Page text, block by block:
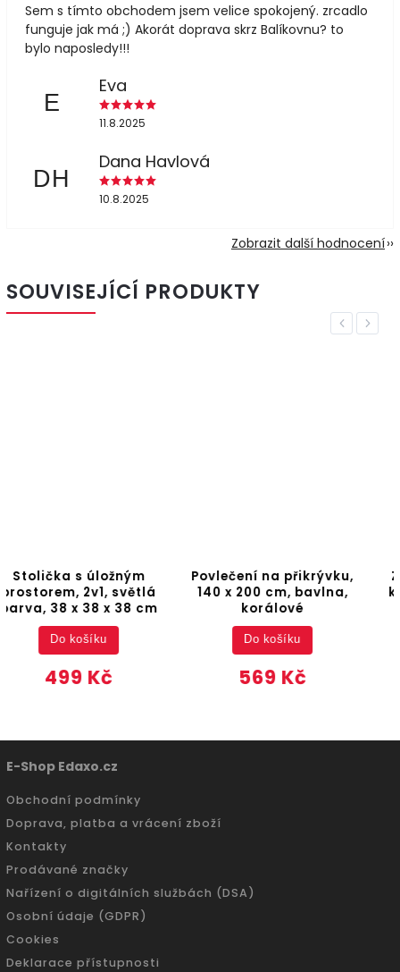
Sem s tímto obchodem jsem velice spokojený. zrcadlo
funguje jak má ;) Akorát doprava skrz Balíkovnu? to
bylo naposledy!!!
E
Eva
11.8.2025
DH
Dana Havlová
10.8.2025
Zobrazit další hodnocení
SOUVISEJÍCÍ PRODUKTY
Previous
Stolička s úložným
prostorem, 2v1, světlá
barva, 38 x 38 x 38 cm
499 Kč
Do košíku
Povlečení na přikrývku,
140 x 200 cm, bavlna,
korálové
569 Kč
Do košíku
Next
E-Shop Edaxo.cz
Obchodní podmínky
Doprava, platba a vrácení zboží
Kontakty
Prodávané značky
Nařízení o digitálních službách (DSA)
Osobní údaje (GDPR)
Cookies
Deklarace přístupnosti